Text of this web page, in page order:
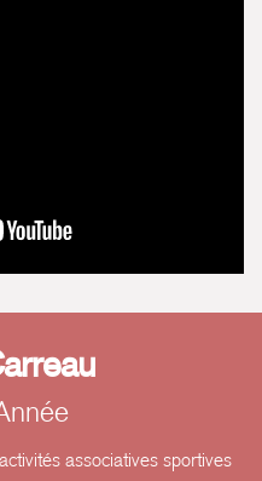
associatives sportives